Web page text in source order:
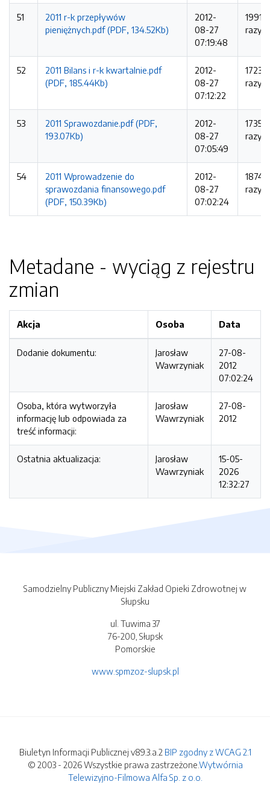
51
2011 r-k przepływów
pieniężnych.pdf (PDF, 134.52Kb)
2012-
08-27
07:19:48
1991
razy
52
2011 Bilans i r-k kwartalnie.pdf
(PDF, 185.44Kb)
2012-
08-27
07:12:22
1723
razy
53
2011 Sprawozdanie.pdf (PDF,
193.07Kb)
2012-
08-27
07:05:49
1735
razy
54
2011 Wprowadzenie do
sprawozdania finansowego.pdf
(PDF, 150.39Kb)
2012-
08-27
07:02:24
1874
razy
Metadane - wyciąg z rejestru
zmian
Akcja Osoba Data
Dodanie dokumentu:
Jarosław
Wawrzyniak
27-08-
2012
07:02:24
Osoba, która wytworzyła
informację lub odpowiada za
treść informacji:
Jarosław
Wawrzyniak
27-08-
2012
Ostatnia aktualizacja:
Jarosław
Wawrzyniak
15-05-
2026
12:32:27
Samodzielny Publiczny Miejski Zakład Opieki Zdrowotnej w
Słupsku
ul. Tuwima 37
76-200, Słupsk
Pomorskie
www.spmzoz-slupsk.pl
Biuletyn Informacji Publicznej v89.3.a.2 BIP zgodny z WCAG 2.1
© 2003 - 2026 Wszystkie prawa zastrzeżone.Wytwórnia
Telewizyjno-Filmowa Alfa Sp. z o.o.